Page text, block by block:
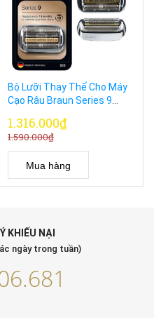
Bộ Lưỡi Thay Thế Cho Máy
Cạo Râu Braun Series 9
1.316.000₫
1.590.000₫
Mua hàng
KHIẾU NẠI
ngày trong tuần)